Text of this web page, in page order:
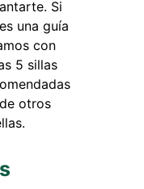
Si
una guía
con
5 sillas
otros